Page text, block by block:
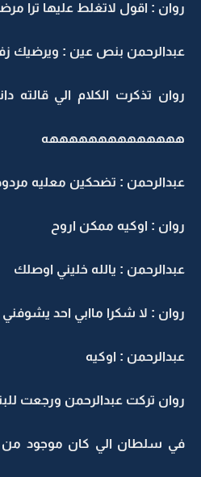
روان : اقول لاتغلط عليها ترا مرضى
عبدالرحمن بنص عين : ويرضيك
روان تذكرت الكلام الي قالته
ههههههههههههههه
عبدالرحمن : تضحكين معليه
روان : اوكيه ممكن اروح
عبدالرحمن : يالله خليني اوصلك
روان : لا شكرا ماابي احد يشوفني
عبدالرحمن : اوكيه
روان تركت عبدالرحمن ورجعت
في سلطان الي كان موجود من